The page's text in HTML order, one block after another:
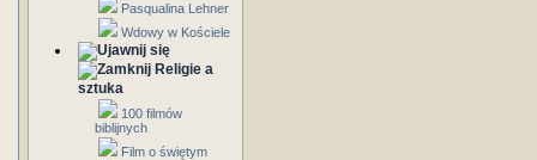
Pasqualina Lehner
Wdowy w Kościele
Religie a
sztuka
100 filmów
biblijnych
Film o świętym